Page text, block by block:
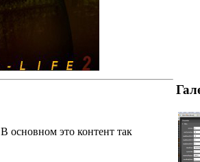
основном это контент так